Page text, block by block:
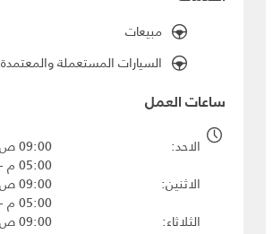
مبيعات
السيارات المستعملة والمعتمدة
ساعات العمل
الاحد
09:00 ص - 01:00 م
05:00 م - 09:00 م
الاثنين
09:00 ص - 01:00 م
05:00 م - 09:00 م
الثلاثاء
09:00 ص - 01:00 م